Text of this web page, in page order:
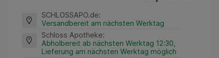
SCHLOSSAPO.de:
Versandbereit am nächsten Werktag
Schloss Apotheke:
Abholbereit ab nächsten Werktag 12:30,
Lieferung am nächsten Werktag möglich